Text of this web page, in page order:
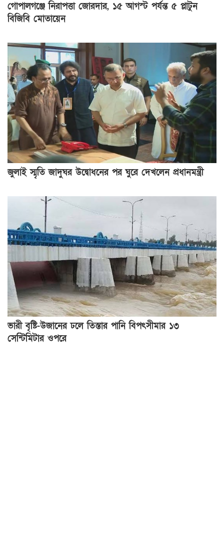
গোপালগঞ্জে নিরাপত্তা জোরদার, ১৫ আগস্ট পর্যন্ত ৫ প্লাটুন
বিজিবি মোতায়েন
জুলাই স্মৃতি জাদুঘর উদ্বোধনের পর ঘুরে দেখলেন প্রধানমন্ত্রী
ভারী বৃষ্টি-উজানের ঢলে তিস্তার পানি বিপৎসীমার ১৩
সেন্টিমিটার ওপরে